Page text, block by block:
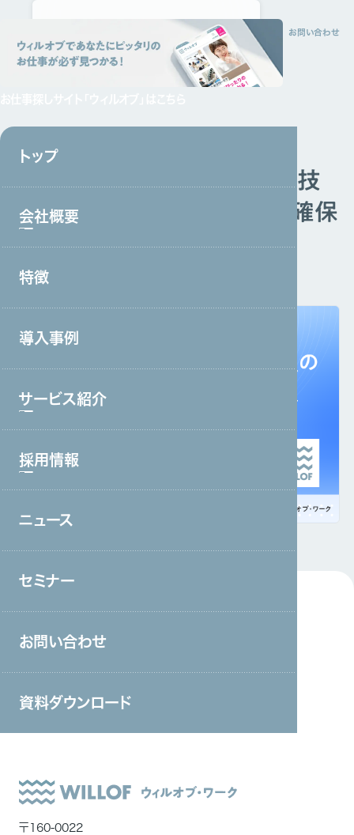
資料請求 お問い合わせ
採用情報
トップ
会社概要
会社概要トップ
事業戦略・事業領域
会社情報・主要取引先
グループ会社
取り組み
特徴
導入事例
サービス紹介
サービストップ
製造・工場
外国人雇用
メディア一覧
採用情報
採用情報トップ
中途採用
ニュース
セミナー
お問い合わせ
資料ダウンロード
〒160-0022
終了
【成功事例を元に解説】特定技
能外国人の受け入れと住居確保
のノウハウセミナー
2024年9月24日（火）15:00－16:00開催
内容について
プログラム 開催概要